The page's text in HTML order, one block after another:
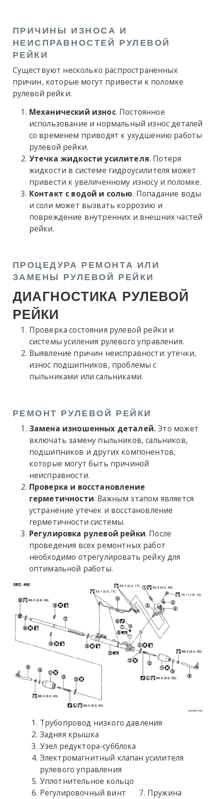
ПРИЧИНЫ ИЗНОСА И
НЕИСПРАВНОСТЕЙ РУЛЕВОЙ
РЕЙКИ
Существуют несколько распространенных
причин, которые могут привести к поломке
рулевой рейки:
Механический износ. Постоянное
использование и нормальный износ деталей
со временем приводят к ухудшению работы
рулевой рейки.
Утечка жидкости усилителя. Потеря
жидкости в системе гидроусилителя может
привести к увеличенному износу и поломке.
Контакт с водой и солью. Попадание воды
и соли может вызвать коррозию и
повреждение внутренних и внешних частей
рейки.
ПРОЦЕДУРА РЕМОНТА ИЛИ
ЗАМЕНЫ РУЛЕВОЙ РЕЙКИ
ДИАГНОСТИКА РУЛЕВОЙ
РЕЙКИ
Проверка состояния рулевой рейки и
системы усиления рулевого управления.
Выявление причин неисправности: утечки,
износ подшипников, проблемы с
пыльниками или сальниками.
РЕМОНТ РУЛЕВОЙ РЕЙКИ
Замена изношенных деталей.Это может
включать замену пыльников, сальников,
подшипников и других компонентов,
которые могут быть причиной
неисправности.
Проверка и восстановление
герметичности. Важным этапом является
устранение утечек и восстановление
герметичности системы.
Регулировка рулевой рейки. После
проведения всех ремонтных работ
необходимо отрегулировать рейку для
оптимальной работы.
Трубопровод низкого давления
Задняя крышка
Узел редуктора-субблока
Электромагнитный клапан усилителя
рулевого управления
Уплотнительное кольцо
Регулировочный винт
Пружина